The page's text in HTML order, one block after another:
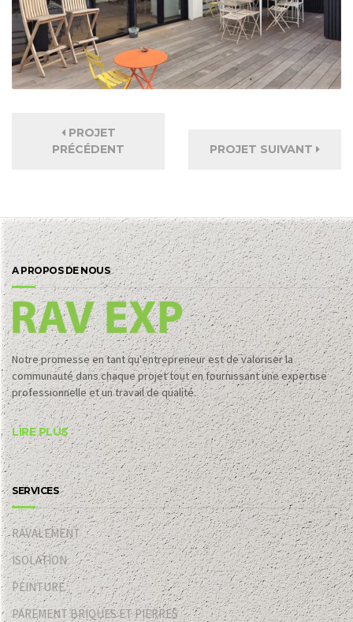
PROJET
PRÉCÉDENT
PROJET SUIVANT
A PROPOS DE NOUS
Notre promesse en tant qu'entrepreneur est de valoriser la
communauté dans chaque projet tout en fournissant une expertise
professionnelle et un travail de qualité.
LIRE PLUS
SERVICES
RAVALEMENT
ISOLATION
PEINTURE
PAREMENT BRIQUES ET PIERRES